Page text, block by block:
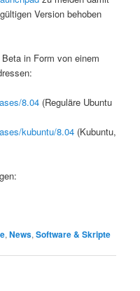
Version behoben
in Form von einem
8.04(Reguläre Ubuntu
kubuntu/8.04(Kubuntu,
,News,Software & Skripte